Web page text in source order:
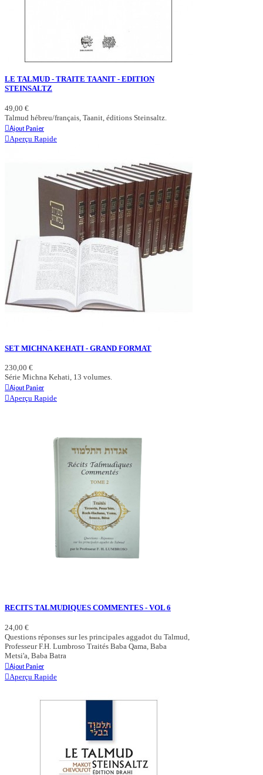
LE TALMUD - TRAITE TAANIT - EDITION
STEINSALTZ
49,00 €
Talmud hébreu/français, Taanit, éditions Steinsaltz.
Ajout Panier
Aperçu Rapide
SET MICHNA KEHATI - GRAND FORMAT
230,00 €
Série Michna Kehati, 13 volumes.
Ajout Panier
Aperçu Rapide
RECITS TALMUDIQUES COMMENTES - VOL 6
24,00 €
Questions réponses sur les principales aggadot du Talmud,
Professeur F.H. Lumbroso Traités Baba Qama, Baba
Metsi'a, Baba Batra
Ajout Panier
Aperçu Rapide